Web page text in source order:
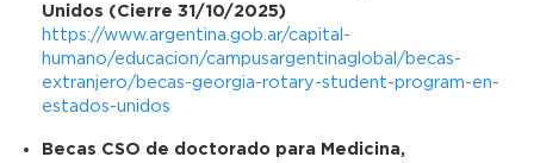
Unidos (Cierre 31/10/2025)
https://www.argentina.gob.ar/capital-
humano/educacion/campusargentinaglobal/becas-
extranjero/becas-georgia-rotary-student-program-en-
estados-unidos
Becas CSO de doctorado para Medicina,